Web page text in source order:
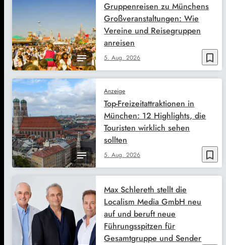
bookmark_border
5. Aug. 2026
Gruppenreisen zu Münchens
Großveranstaltungen: Wie
Vereine und Reisegruppen
anreisen
bookmark_border
Anzeige
5. Aug. 2026
Top-Freizeitattraktionen in
München: 12 Highlights, die
Touristen wirklich sehen
sollten
Max Schlereth stellt die
Localism Media GmbH neu
auf und beruft neue
Führungsspitzen für
Gesamtgruppe und Sender